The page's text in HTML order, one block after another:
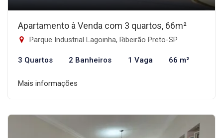
Apartamento à Venda com 3 quartos, 66m²
Parque Industrial Lagoinha, Ribeirão Preto-SP
3 Quartos 2 Banheiros 1 Vaga 66 m²
Mais informações